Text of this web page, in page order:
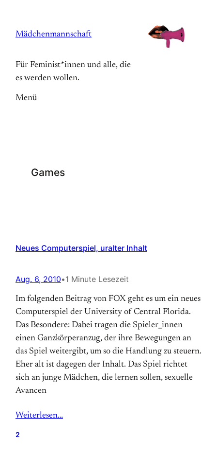
springen
Mädchenmannschaft
Für Feminist*innen und alle, die
es werden wollen.
Menü
Games
Neues Computerspiel, uralter Inhalt
Aug. 6, 2010•1 Minute Lesezeit
Im folgenden Beitrag von FOX geht es um ein neues
Computerspiel der University of Central Florida.
Das Besondere: Dabei tragen die Spieler_innen
einen Ganzkörperanzug, der ihre Bewegungen an
das Spiel weitergibt, um so die Handlung zu steuern.
Eher alt ist dagegen der Inhalt. Das Spiel richtet
sich an junge Mädchen, die lernen sollen, sexuelle
Avancen
Weiterlesen…
2